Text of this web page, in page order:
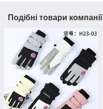
Подібні товари компанії